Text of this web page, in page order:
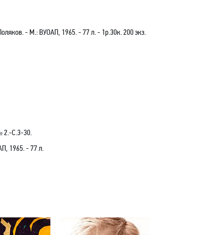
- М.: ВУОАП, 1965. - 77 л. - 1р.30к.200 экз.
2.-С.3-30.
1965. - 77 л.